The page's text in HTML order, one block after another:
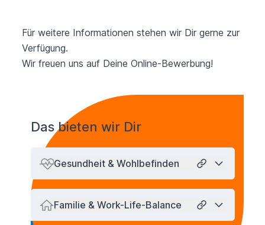
Für weitere Informationen stehen wir Dir gerne zur
Verfügung.
Wir freuen uns auf Deine Online-Bewerbung!
Das bieten wir Dir
Gesundheit & Wohlbefinden
Link zu
Familie & Work-Life-Balance
Link zu